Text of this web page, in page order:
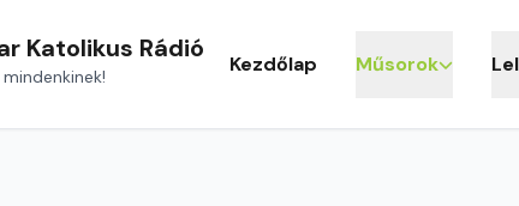
Katolikus Rádió
Kezdőlap Műsorok